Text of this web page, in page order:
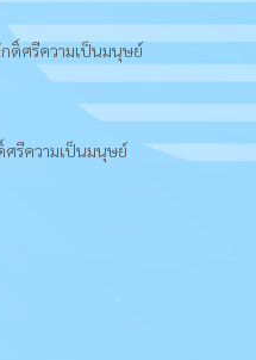
ดิ์ศรีความเป็นมนุษย์
ศรีความเป็นมนุษย์